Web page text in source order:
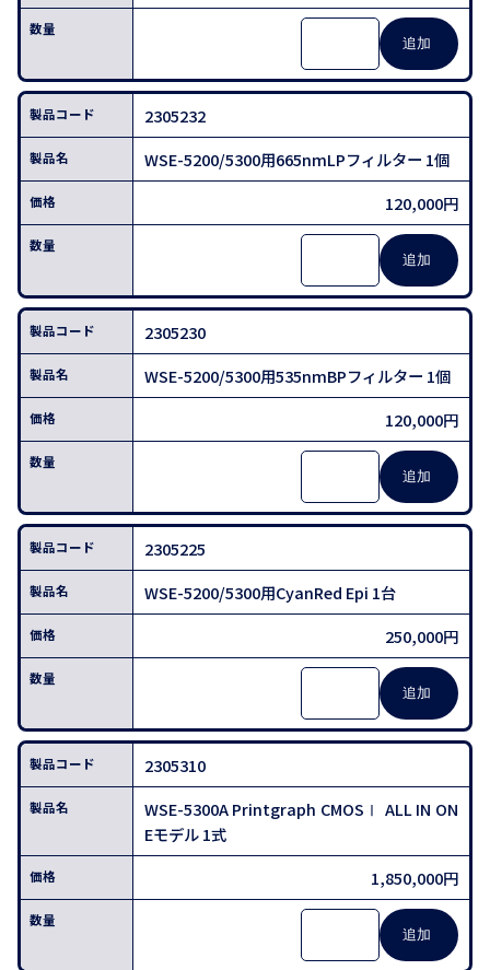
2305232
WSE-5200/5300用665nmLPフィルター 1個
120,000円
2305230
WSE-5200/5300用535nmBPフィルター 1個
120,000円
2305225
WSE-5200/5300用CyanRed Epi 1台
250,000円
2305310
WSE-5300A Printgraph CMOSⅠ ALL IN ON
Eモデル 1式
1,850,000円